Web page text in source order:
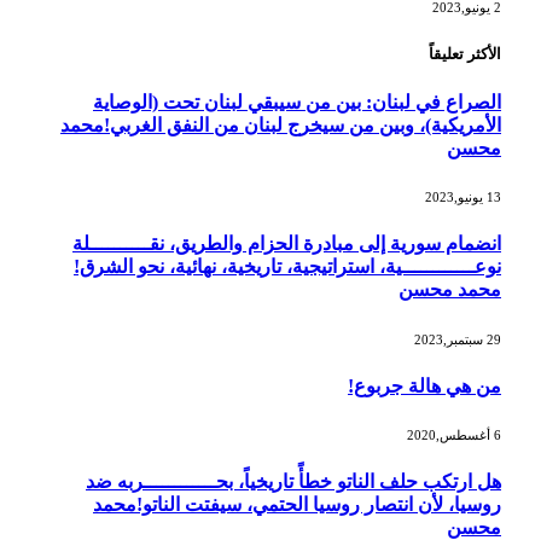
الأكثر تعليقاً
الصراع في لبنان: بين من سيبقي لبنان تحت (الوصاية
الأمريكية)، وبين من سيخرج لبنان من النفق الغربي!محمد
محسن
13 يونيو,2023
انضمام سورية إلى مبادرة الحزام والطريق، نقــــــــــلة
نوعــــــــــــية، استراتيجية، تاريخية، نهائية، نحو الشرق!
محمد محسن
29 سبتمبر,2023
من هي هالة جربوع!
هل ارتكب حلف الناتو خطأً تاريخياً، بحــــــــــــربه ضد
روسيا، لأن انتصار روسيا الحتمي، سيفتت الناتو!محمد
محسن